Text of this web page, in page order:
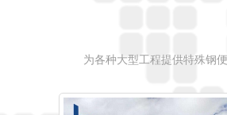
为各种大型工程提供特殊钢